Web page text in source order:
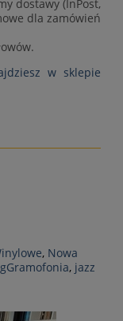
dostawy (InPost,
dla zamówień
w sklepie
, Nowa
, jazz